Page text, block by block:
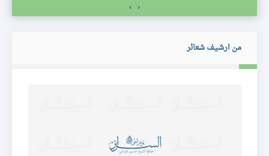
‹
›
من ارشيف شعائر